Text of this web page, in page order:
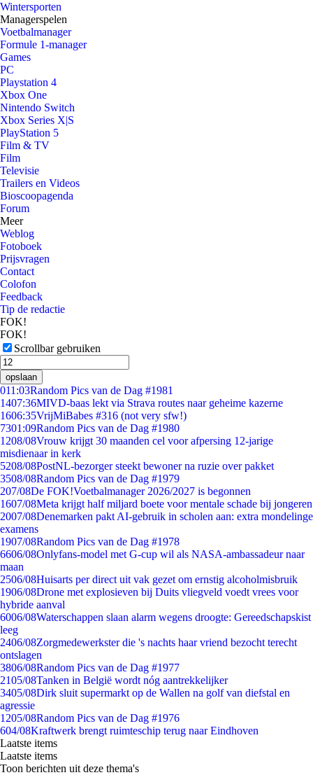
Wintersporten
Managerspelen
Voetbalmanager
Formule 1-manager
Games
PC
Playstation 4
Xbox One
Nintendo Switch
Xbox Series X|S
PlayStation 5
Film & TV
Film
Televisie
Trailers en Videos
Bioscoopagenda
Forum
Meer
Weblog
Fotoboek
Prijsvragen
Contact
Colofon
Feedback
Tip de redactie
FOK!
FOK!
Scrollbar gebruiken
opslaan
011:03Random Pics van de Dag #1981
1407:36MIVD-baas lekt via Strava routes naar geheime kazerne
1606:35VrijMiBabes #316 (not very sfw!)
7301:09Random Pics van de Dag #1980
1208/08Vrouw krijgt 30 maanden cel voor afpersing 12-jarige
misdienaar in kerk
5208/08PostNL-bezorger steekt bewoner na ruzie over pakket
3508/08Random Pics van de Dag #1979
207/08De FOK!Voetbalmanager 2026/2027 is begonnen
1607/08Meta krijgt half miljard boete voor mentale schade bij jongeren
2007/08Denemarken pakt AI-gebruik in scholen aan: extra mondelinge
examens
1907/08Random Pics van de Dag #1978
6606/08Onlyfans-model met G-cup wil als NASA-ambassadeur naar
maan
2506/08Huisarts per direct uit vak gezet om ernstig alcoholmisbruik
1906/08Drone met explosieven bij Duits vliegveld voedt vrees voor
hybride aanval
6006/08Waterschappen slaan alarm wegens droogte: Gereedschapskist
leeg
2406/08Zorgmedewerkster die 's nachts haar vriend bezocht terecht
ontslagen
3806/08Random Pics van de Dag #1977
2105/08Tanken in België wordt nóg aantrekkelijker
3405/08Dirk sluit supermarkt op de Wallen na golf van diefstal en
agressie
1205/08Random Pics van de Dag #1976
604/08Kraftwerk brengt ruimteschip terug naar Eindhoven
Laatste items
Laatste items
Toon berichten uit deze thema's